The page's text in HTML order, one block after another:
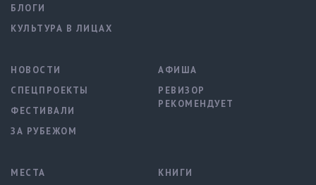
БЛОГИ
КУЛЬТУРА В ЛИЦАХ
НОВОСТИ
СПЕЦПРОЕКТЫ
ФЕСТИВАЛИ
ЗА РУБЕЖОМ
АФИША
РЕВИЗОР
РЕКОМЕНДУЕТ
МЕСТА КНИГИ